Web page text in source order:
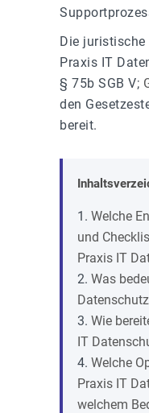
Die juristische
Praxis IT
§ 75b SGB V;
den
bereit.
Welche
und
Praxis IT
Was
Wie
IT
Welche
Praxis IT
welchem